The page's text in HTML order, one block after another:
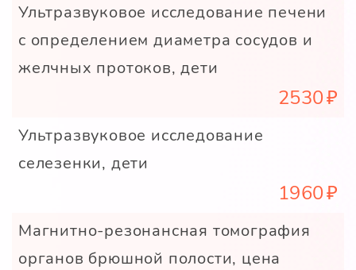
Ультразвуковое исследование печени
с определением диаметра сосудов и
желчных протоков, дети
2530
Ультразвуковое исследование
селезенки, дети
1960
Магнитно-резонансная томография
органов брюшной полости, цена